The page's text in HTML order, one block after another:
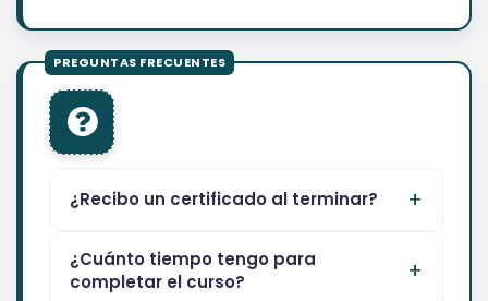
¿Recibo un certificado al terminar?
¿Cuánto tiempo tengo para
completar el curso?